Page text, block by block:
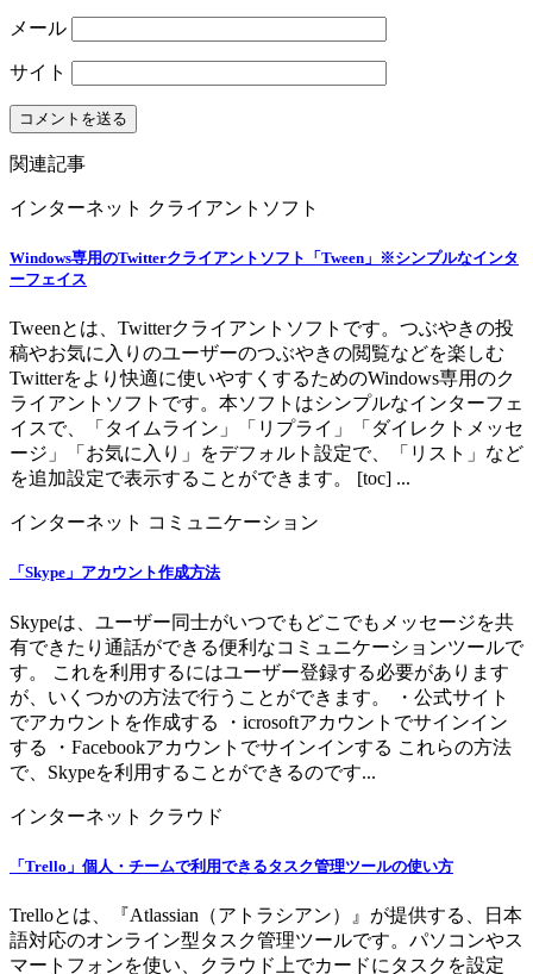
メール
サイト
関連記事
インターネット クライアントソフト
Windows専用のTwitterクライアントソフト「Tween」※シンプルなインタ
ーフェイス
Tweenとは、Twitterクライアントソフトです。つぶやきの投
稿やお気に入りのユーザーのつぶやきの閲覧などを楽しむ
Twitterをより快適に使いやすくするためのWindows専用のク
ライアントソフトです。本ソフトはシンプルなインターフェ
イスで、「タイムライン」「リプライ」「ダイレクトメッセ
ージ」「お気に入り」をデフォルト設定で、「リスト」など
を追加設定で表示することができます。 [toc] ...
インターネット コミュニケーション
「Skype」アカウント作成方法
Skypeは、ユーザー同士がいつでもどこでもメッセージを共
有できたり通話ができる便利なコミュニケーションツールで
す。 これを利用するにはユーザー登録する必要があります
が、いくつかの方法で行うことができます。 ・公式サイト
でアカウントを作成する ・icrosoftアカウントでサインイン
する ・Facebookアカウントでサインインする これらの方法
で、Skypeを利用することができるのです...
インターネット クラウド
「Trello」個人・チームで利用できるタスク管理ツールの使い方
Trelloとは、『Atlassian（アトラシアン）』が提供する、日本
語対応のオンライン型タスク管理ツールです。パソコンやス
マートフォンを使い、クラウド上でカードにタスクを設定